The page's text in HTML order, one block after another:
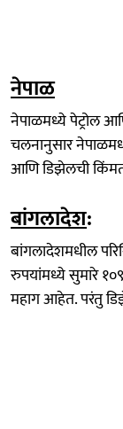
नेपाळ
नेपाळमध्ये पेट्रोल
चलनानुसार
आणि डिझेलची
बांगलादेश:
बांगलादेशमधील
रुपयांमध्ये सुमारे
महाग आहेत. परंतु